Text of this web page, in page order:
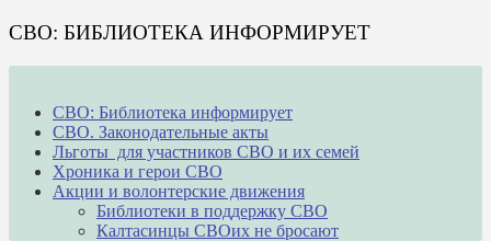
СВО: БИБЛИОТЕКА ИНФОРМИРУЕТ
СВО: Библиотека информирует
СВО. Законодательные акты
Льготы для участников СВО и их семей
Хроника и герои СВО
Акции и волонтерские движения
Библиотеки в поддержку СВО
Калтасинцы СВОих не бросают